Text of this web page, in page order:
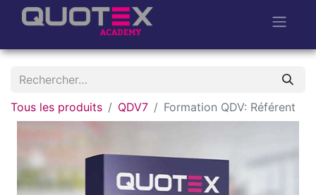
Tous les produits QDV7 Formation QDV: Référent